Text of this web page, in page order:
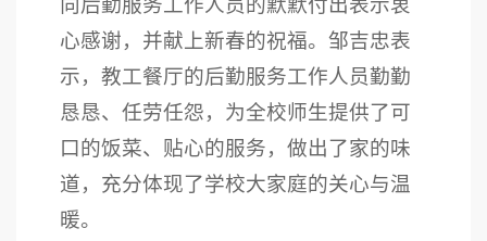
向后勤服务工作人员的默默付出表示衷
心感谢，并献上新春的祝福。邹吉忠表
示，教工餐厅的后勤服务工作人员勤勤
恳恳、任劳任怨，为全校师生提供了可
口的饭菜、贴心的服务，做出了家的味
道，充分体现了学校大家庭的关心与温
暖。